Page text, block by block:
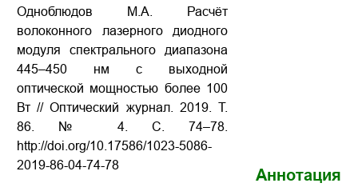
Одноблюдов М.А. Расчёт
волоконного лазерного диодного
модуля спектрального диапазона
445–450 нм с выходной
оптической мощностью более 100
Вт// Оптический журнал. 2019. Т.
86. № 4. С. 74–78.
http://doi.org/10.17586/1023-5086-
2019-86-04-74-78
Аннотация